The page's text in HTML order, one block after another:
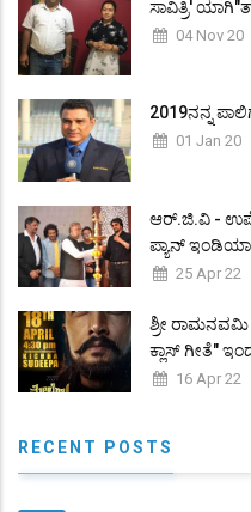
ಸಾವಿತ್ರಿ'
04 Nov 20
2019ನನ್ನ
01 Jan 20
ಆರ್.ಜಿ.ವಿ -
ಪ್ಯಾನ್
25 Apr 22
ಶ್ರೀ ರಾಮನವಮಿ
ಕ್ಲಾಸ್ ಗೀತೆ"
16 Apr 22
RECENT POSTS